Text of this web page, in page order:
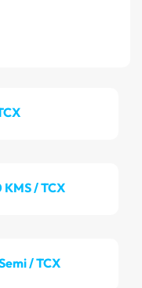
KMS / TCX
/ TCX